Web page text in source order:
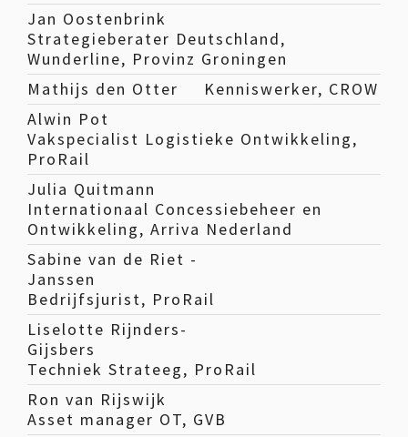
Jan Oostenbrink
Strategieberater Deutschland,
Wunderline, Provinz Groningen
Mathijs den Otter
Kenniswerker, CROW
Alwin Pot
Vakspecialist Logistieke Ontwikkeling,
ProRail
Julia Quitmann
Internationaal Concessiebeheer en
Ontwikkeling, Arriva Nederland
Sabine van de Riet -
Janssen
Bedrijfsjurist, ProRail
Liselotte Rijnders-
Gijsbers
Techniek Strateeg, ProRail
Ron van Rijswijk
Asset manager OT, GVB